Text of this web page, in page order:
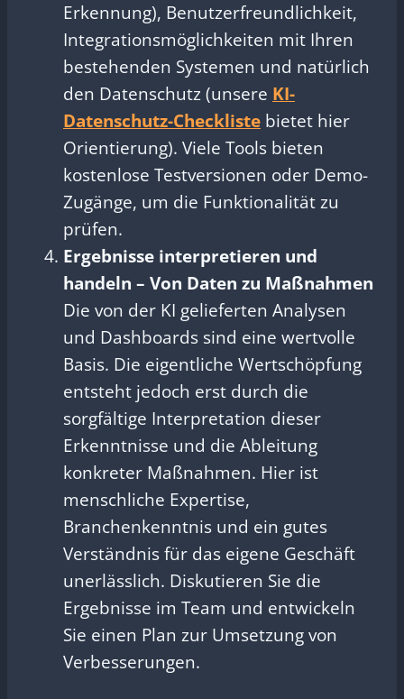
Erkennung), Benutzerfreundlichkeit,
Integrationsmöglichkeiten mit Ihren
bestehenden Systemen und natürlich
den Datenschutz (unsere KI-
Datenschutz-Checkliste bietet hier
Orientierung). Viele Tools bieten
kostenlose Testversionen oder Demo-
Zugänge, um die Funktionalität zu
prüfen.
Ergebnisse interpretieren und
handeln – Von Daten zu Maßnahmen
Die von der KI gelieferten Analysen
und Dashboards sind eine wertvolle
Basis. Die eigentliche Wertschöpfung
entsteht jedoch erst durch die
sorgfältige Interpretation dieser
Erkenntnisse und die Ableitung
konkreter Maßnahmen. Hier ist
menschliche Expertise,
Branchenkenntnis und ein gutes
Verständnis für das eigene Geschäft
unerlässlich. Diskutieren Sie die
Ergebnisse im Team und entwickeln
Sie einen Plan zur Umsetzung von
Verbesserungen.